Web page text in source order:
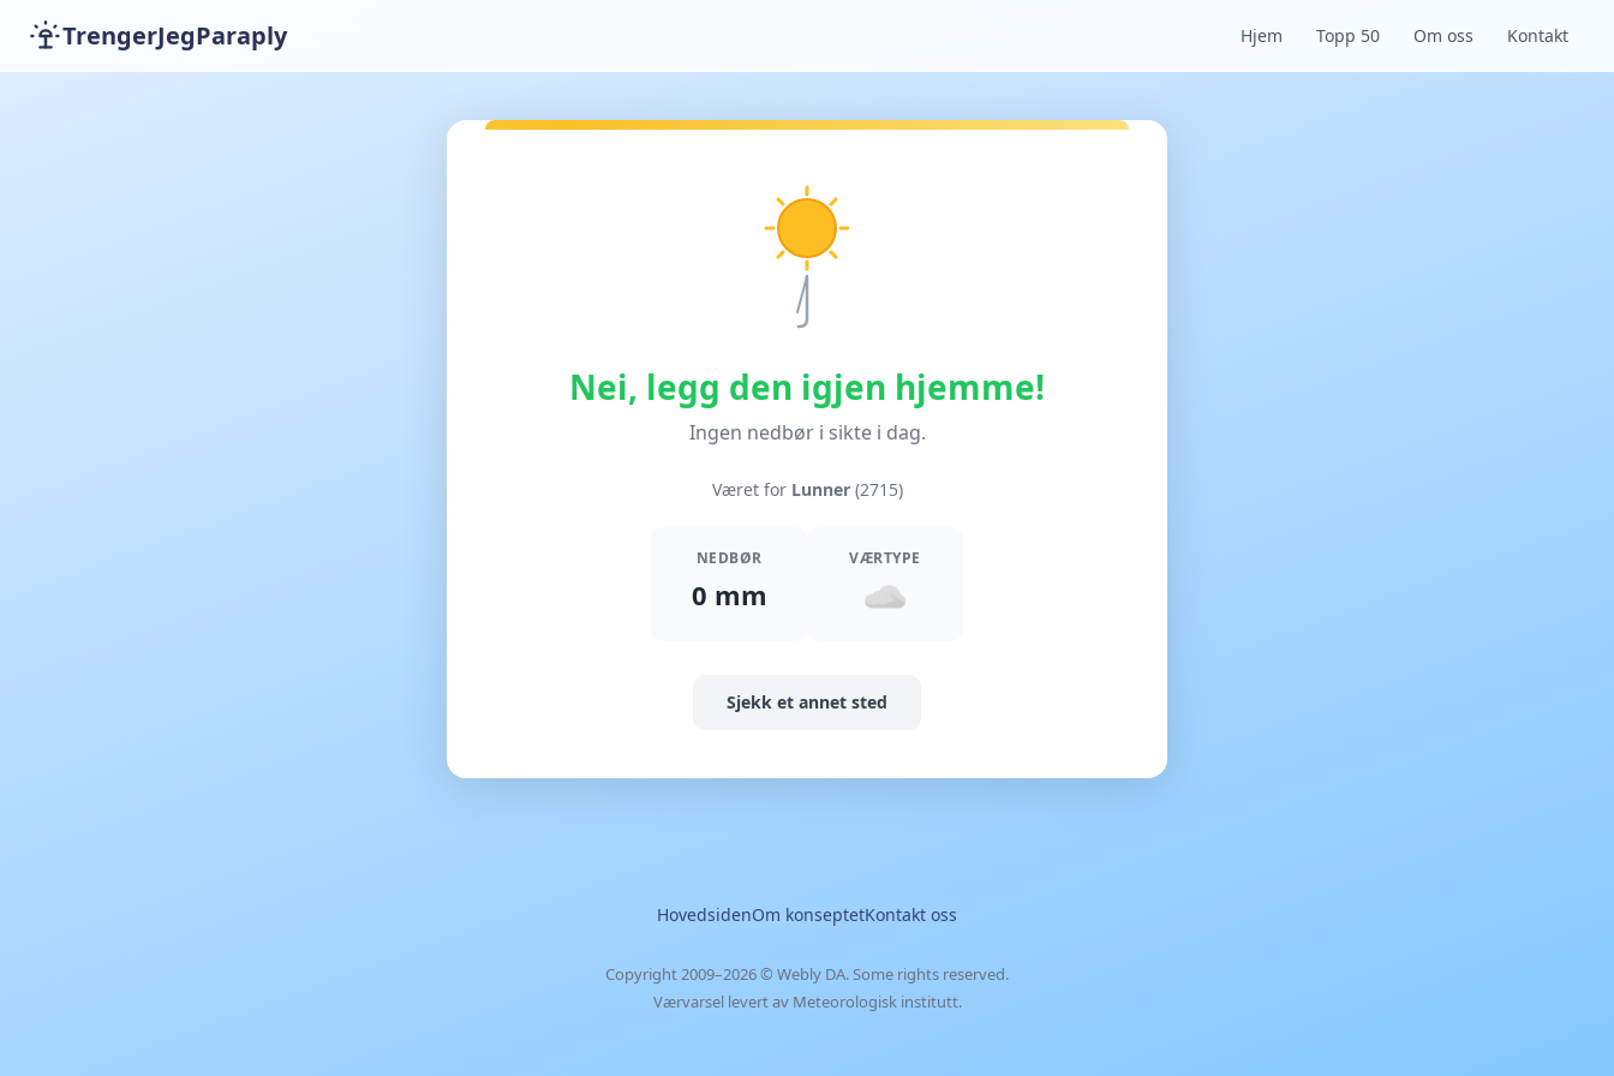
TrengerJegParaply Hjem Topp 50 Om oss Kontakt
Nei, legg den igjen hjemme!
Ingen nedbør i sikte i dag.
Været for Lunner(2715)
NEDBØR
0 mm
VÆRTYPE
Sjekk et annet sted
HovedsidenOm konseptetKontakt oss
Copyright 2009–2026 © Webly DA. Some rights reserved.
Værvarsel levert av Meteorologisk institutt.